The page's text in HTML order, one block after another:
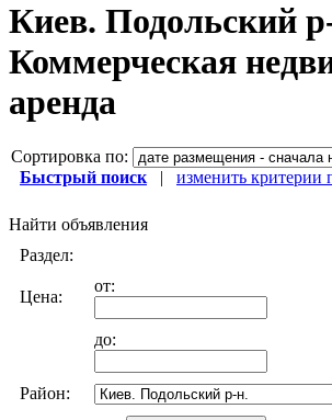
Киев. Подольский
Коммерческая
аренда
Сортировка по:
Быстрый поиск | изменить критерии
Найти объявления
Раздел:
Цена:
от:
до:
Район: